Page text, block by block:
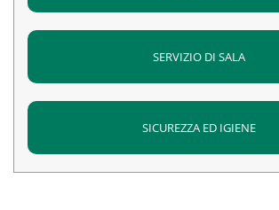
SERVIZIO DI SALA
SICUREZZA ED IGIENE